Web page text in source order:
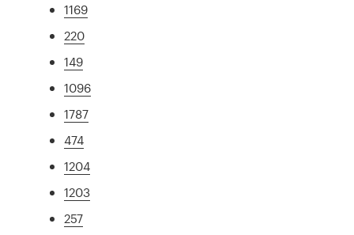
1169
220
149
1096
1787
474
1204
1203
257